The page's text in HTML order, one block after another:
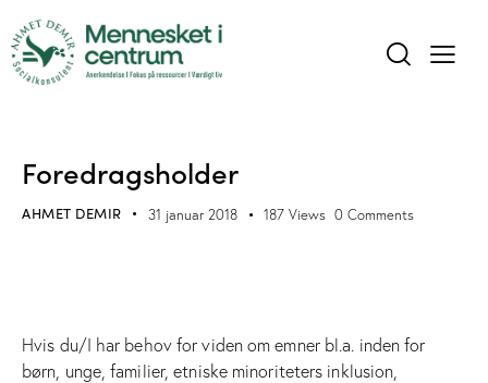
Foredragsholder
AHMET DEMIR 31 januar 2018 187 Views 0 Comments
Hvis du/I har behov for viden om emner bl.a. inden for
børn, unge, familier, etniske minoriteters inklusion,